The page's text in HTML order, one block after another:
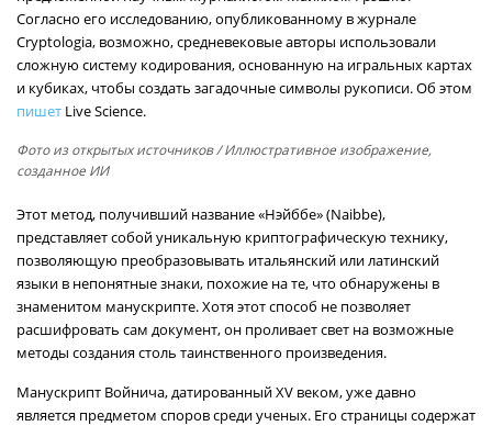
Согласно его исследованию, опубликованному в журнале
Cryptologia, возможно, средневековые авторы использовали
сложную систему кодирования, основанную на игральных картах
и кубиках, чтобы создать загадочные символы рукописи. Об этом
пишет Live Science.
Фото из открытых источников/ Иллюстративное изображение,
созданное ИИ
Этот метод, получивший название «Нэйббе» (Naibbe),
представляет собой уникальную криптографическую технику,
позволяющую преобразовывать итальянский или латинский
языки в непонятные знаки, похожие на те, что обнаружены в
знаменитом манускрипте. Хотя этот способ не позволяет
расшифровать сам документ, он проливает свет на возможные
методы создания столь таинственного произведения.
Манускрипт Войнича, датированный XV веком, уже давно
является предметом споров среди ученых. Его страницы содержат